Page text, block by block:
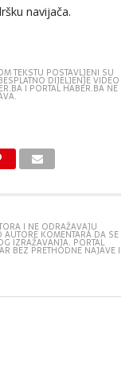
navijača.
TEKSTU POSTAVLJENI SU
DIJELJENJE VIDEO
I PORTAL HABER.BA NE
I NE ODRAŽAVAJU
AUTORE KOMENTARA DA SE
IZRAŽAVANJA. PORTAL
BEZ PRETHODNE NAJAVE I